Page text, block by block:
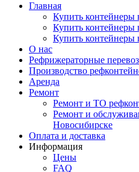
Главная
Купить контейнеры
Купить контейнеры
Купить контейнеры
О нас
Рефрижераторные
Производство
Аренда
Ремонт
Ремонт и ТО
Ремонт и
Новосибирске
Оплата и доставка
Информация
Цены
FAQ